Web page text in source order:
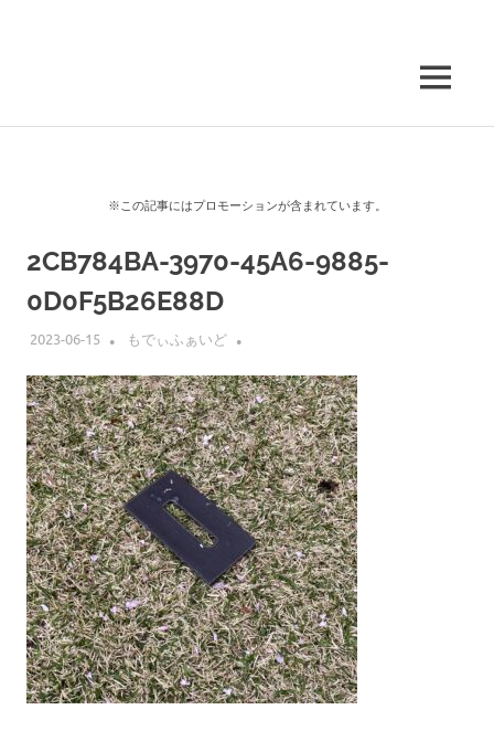
MENU
※この記事にはプロモーションが含まれています。
2CB784BA-3970-45A6-9885-
0D0F5B26E88D
2023-06-15 もでぃふぁいど